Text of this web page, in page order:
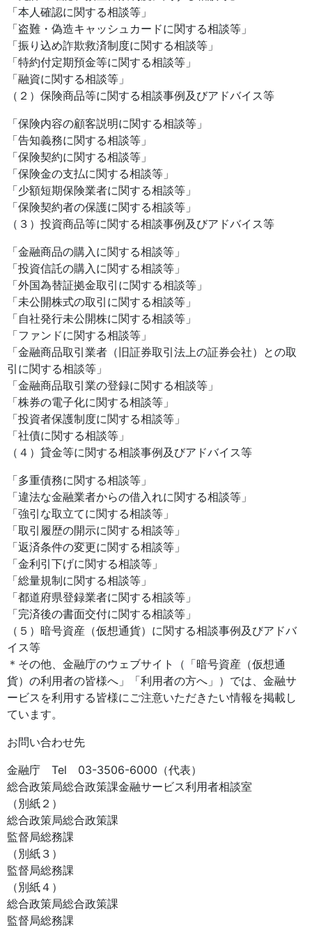
「本人確認に関する相談等」
「盗難・偽造キャッシュカードに関する相談等」
「振り込め詐欺救済制度に関する相談等」
「特約付定期預金等に関する相談等」
「融資に関する相談等」
（２）保険商品等に関する相談事例及びアドバイス等
「保険内容の顧客説明に関する相談等」
「告知義務に関する相談等」
「保険契約に関する相談等」
「保険金の支払に関する相談等」
「少額短期保険業者に関する相談等」
「保険契約者の保護に関する相談等」
（３）投資商品等に関する相談事例及びアドバイス等
「金融商品の購入に関する相談等」
「投資信託の購入に関する相談等」
「外国為替証拠金取引に関する相談等」
「未公開株式の取引に関する相談等」
「自社発行未公開株に関する相談等」
「ファンドに関する相談等」
「金融商品取引業者（旧証券取引法上の証券会社）との取
引に関する相談等」
「金融商品取引業の登録に関する相談等」
「株券の電子化に関する相談等」
「投資者保護制度に関する相談等」
「社債に関する相談等」
（４）貸金等に関する相談事例及びアドバイス等
「多重債務に関する相談等」
「違法な金融業者からの借入れに関する相談等」
「強引な取立てに関する相談等」
「取引履歴の開示に関する相談等」
「返済条件の変更に関する相談等」
「金利引下げに関する相談等」
「総量規制に関する相談等」
「都道府県登録業者に関する相談等」
「完済後の書面交付に関する相談等」
（５）暗号資産（仮想通貨）に関する相談事例及びアドバ
イス等
＊その他、金融庁のウェブサイト（「暗号資産（仮想通
貨）の利用者の皆様へ」「利用者の方へ」）では、金融サ
ービスを利用する皆様にご注意いただきたい情報を掲載し
ています。
お問い合わせ先
金融庁 Tel 03-3506-6000（代表）
総合政策局総合政策課金融サービス利用者相談室
（別紙２）
総合政策局総合政策課
監督局総務課
（別紙３）
監督局総務課
（別紙４）
総合政策局総合政策課
監督局総務課